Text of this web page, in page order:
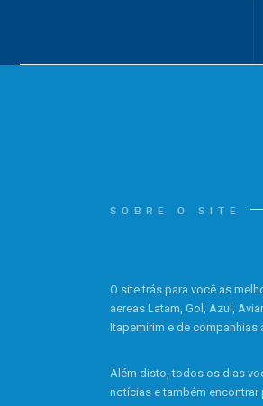
SOBRE O SITE
O site trás para você as
aereas Latam, Gol, Azul,
Itapemirim e de companhias
Além disto, todos os dias
notícias e também encontrar